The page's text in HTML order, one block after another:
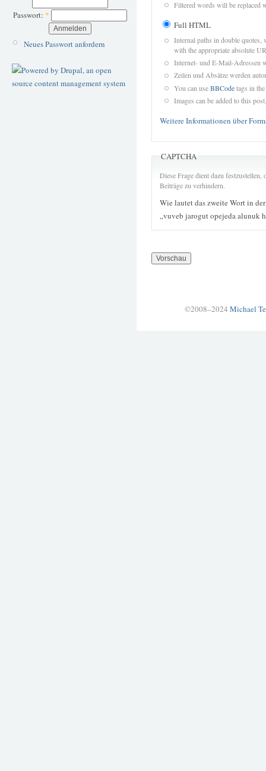
Passwort: *
Neues Passwort anfordern
Filtered words will be replaced
Full HTML
Internal paths in double quotes,
with the appropriate absolute
Internet- und E-Mail-Adressen
Zeilen und Absätze werden
You can useBBCodetags in
Images can be added to this post.
Weitere Informationen über
CAPTCHA
Diese Frage dient dazu
Beiträge zu verhindern.
Wie lautet das zweite Wort in
„vuveb jarogut opejeda alunuk
©2008–2024 Michael